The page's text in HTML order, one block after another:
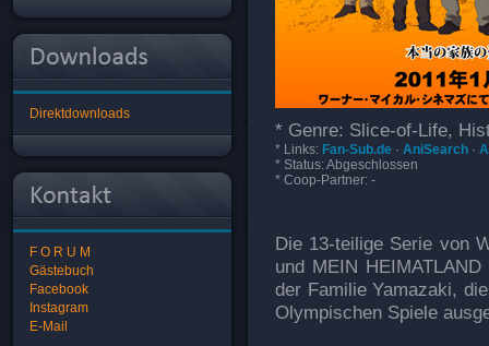
Direktdownloads
F O R U M
Gästebuch
Facebook
Instagram
E-Mail
* Genre: Slice-of-Life,
* Links: Fan-Sub.de · AniSearch ·
* Status: Abgeschlossen
* Coop-Partner: -
Die 13-teilige Serie von
und MEIN
der Familie Yamazaki,
Olympischen Spiele